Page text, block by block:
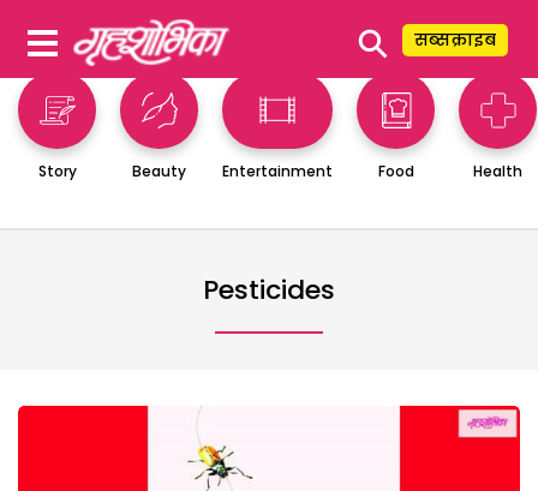
⚲ सब्सक्राइब
Story Beauty Entertainment Food Health
Pesticides